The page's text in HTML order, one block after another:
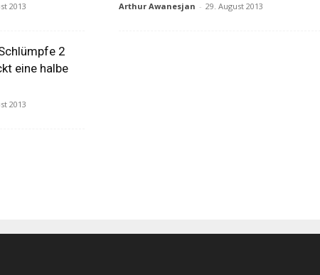
2013 Arthur Awanesjan - 29. August 2013
2
eine halbe
2013